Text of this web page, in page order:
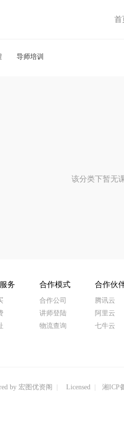
首
导师培训
该分类下暂无
务 合作模式
合作公司
讲师登陆
物流查询
合作伙
腾讯云
阿里云
七牛云
by 宏图优资阁 Licensed 湘ICP